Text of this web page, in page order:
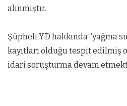
alınmıştır.
Şüpheli Y.D hakkında “yağma
kayıtları olduğu tespit edilmiş
idari soruşturma devam